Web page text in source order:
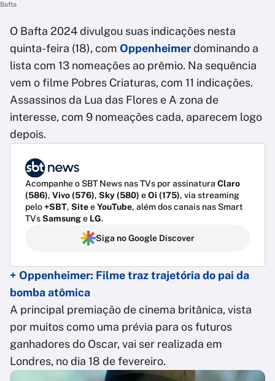
Bafta
O Bafta 2024 divulgou suas indicações nesta
quinta-feira (18), com Oppenheimerdominando a
lista com 13 nomeações ao prêmio. Na sequência
vem o filme Pobres Criaturas, com 11 indicações.
Assassinos da Lua das Flores e A zona de
interesse, com 9 nomeações cada, aparecem logo
depois.
Acompanhe o SBT News nas TVs por assinatura Claro
(586), Vivo (576), Sky (580) eOi (175), via streaming
pelo+SBT, SiteeYouTube, além dos canais nas Smart
TVsSamsunge LG.
Siga no Google Discover
+ Oppenheimer: Filme traz trajetória do pai da
bomba atômica
A principal premiação de cinema britânica, vista
por muitos como uma prévia para os futuros
ganhadores do Oscar, vai ser realizada em
Londres, no dia 18 de fevereiro.